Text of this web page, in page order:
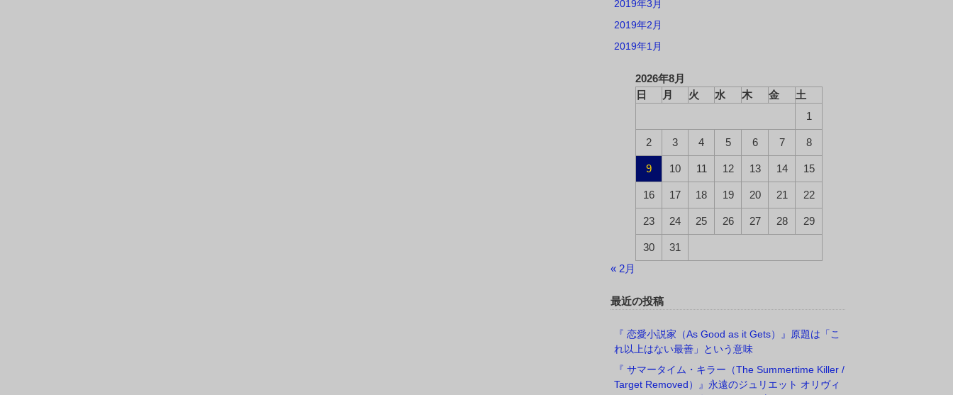
2019年3月
2019年2月
2019年1月
2026年8月
日
月 火 水 木 金
土
1
2 3 4 5 6 7 8
9 10 11 12 13 14 15
16 17 18 19 20 21 22
23 24 25 26 27 28 29
30
31
« 2月
最近の投稿
『 恋愛小説家（As Good as it Gets）』原題は「こ
れ以上はない最善」という意味
『 サマータイム・キラー（The Summertime Killer /
Target Removed）』永遠のジュリエット オリヴィ